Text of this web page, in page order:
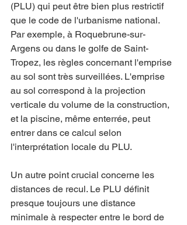
(PLU) qui peut être bien plus restrictif
que le code de l'urbanisme national.
Par exemple, à Roquebrune-sur-
Argens ou dans le golfe de Saint-
Tropez, les règles concernant l'emprise
au sol sont très surveillées. L'emprise
au sol correspond à la projection
verticale du volume de la construction,
et la piscine, même enterrée, peut
entrer dans ce calcul selon
l'interprétation locale du PLU.
Un autre point crucial concerne les
distances de recul. Le PLU définit
presque toujours une distance
minimale à respecter entre le bord de